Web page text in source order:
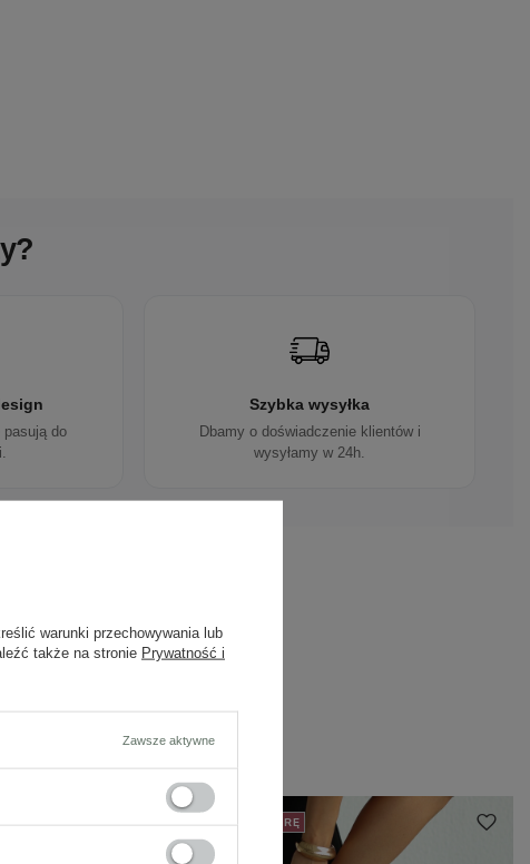
do
Szybka wysyłka
Dbamy o doświadczenie klientów i
wysyłamy w 24h.
50% NA DRUGĄ PARĘ
warunki przechowywania lub
także na stronie Prywatność i
Zawsze aktywne